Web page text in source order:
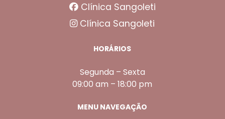
Clínica Sangoleti
Clínica Sangoleti
HORÁRIOS
Segunda – Sexta
09:00 am – 18:00 pm
MENU NAVEGAÇÃO